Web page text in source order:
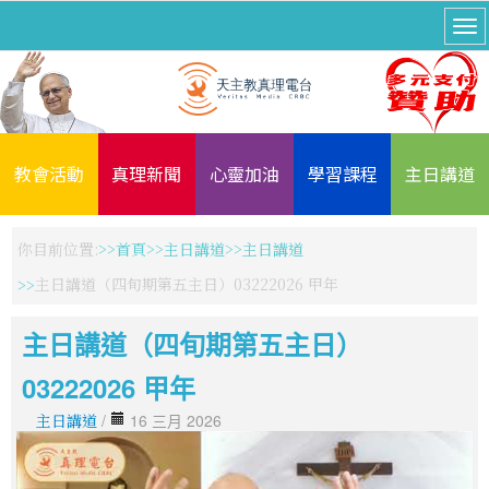
教會活動 真理新聞 心靈加油 學習課程 主日講道
你目前位置: 首頁 主日講道
主日講道
主日講道（四旬期第五主日）03222026 甲年
主日講道（四旬期第五主日）
03222026 甲年
主日講道 / 16 三月 2026